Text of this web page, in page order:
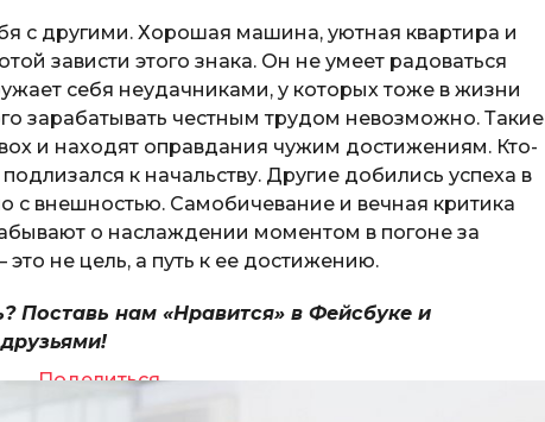
с другими. Хорошая машина, уютная квартира и
зависти этого знака. Он не умеет радоваться
себя неудачниками, у которых тоже в жизни
зарабатывать честным трудом невозможно. Такие
и находят оправдания чужим достижениям. Кто-
к начальству. Другие добились успеха в
с внешностью. Самобичевание и вечная критика
о наслаждении моментом в погоне за
это не цель, а путь к ее достижению.
Поставь нам «Нравится» в Фейсбуке и
Поделиться